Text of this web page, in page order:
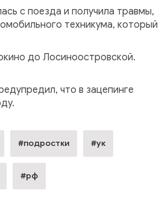
с поезда и получила травмы,
техникума, который
до Лосиноостровской.
что в зацепинге
#подростки #ук
#рф